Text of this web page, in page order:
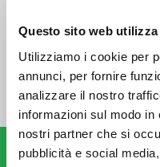
Questo sito web
Utilizziamo i cookie per
annunci, per fornire
analizzare il nostro
informazioni sul modo
nostri partner che si
pubblicità e social
Parchi e itinerari